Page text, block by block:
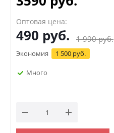
Оптовая цена:
490 руб. 1 990руб.
Экономия 1 500 руб.
Много